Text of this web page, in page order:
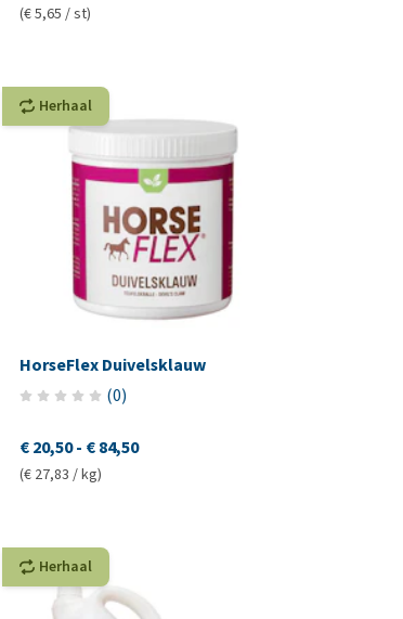
(€ 5,65 / st)
Herhaal
HorseFlex Duivelsklauw
(0)
€ 20,50- € 84,50
(€ 27,83 / kg)
Herhaal